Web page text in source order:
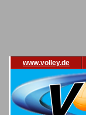
www.volley.de